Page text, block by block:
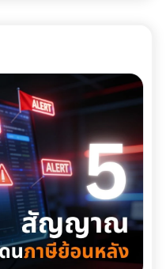
ชั้นนำของประเทศไทยได้
ธุรกิจ B2B ให้เจอกับพาร์ท
ดินหน้าต่อได้อย่างมั่นคง
มาดูแลสินค้าหลักล้านของ
ที่ออกแบบมาเพื่อการ
กันสะเทือนแบบถุงลม (Air-
! ต้องใช้รถบรรทุกที่ติดตั้ง
สั่นสะเทือนและแรง
คุ้มครองเซนเซอร์ภายใน
าร White Glove Service:
องไว้หน้าประตูโรง
วชาญในการแกะกล่อง
ตั้งยังห้องปฏิบัติการที่ซับ
บไปทิ้งอย่างถูกวิธี
พาร์ทเนอร์ด้าน
น" ซึ่งไม่ตอบโจทย์ชาว
6 เดือน) หากคุณเป็น
รเพิ่ม Occupancy Rate
จังหวะทองในการปรับ
ลุ่ม Digital Nomad นั้นต่าง
กเขาไม่ได้มองหาสระว่าย
ป็นอันดับแรก แต่พวกเขา
ยุทธ์เปลี่ยน
ไรสูงสุด หากต้องการดึงดูด
หลักแสนเพื่อเข้าพักระยะ
ม่ ดังนี้: 1. สร้าง Landing